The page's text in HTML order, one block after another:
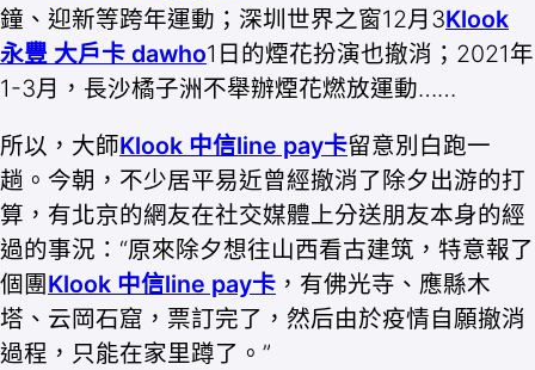
鐘、迎新等跨年運動；深圳世界之窗12月3Klook
永豐 大戶卡 dawho1日的煙花扮演也撤消；2021年
1-3月，長沙橘子洲不舉辦煙花燃放運動……
所以，大師Klook 中信line pay卡留意別白跑一
趟。今朝，不少居平易近曾經撤消了除夕出游的打
算，有北京的網友在社交媒體上分送朋友本身的經
過的事況：“原來除夕想往山西看古建筑，特意報了
個團Klook 中信line pay卡 ，有佛光寺、應縣木
塔、云岡石窟，票訂完了，然后由於疫情自願撤消
過程，只能在家里蹲了。”